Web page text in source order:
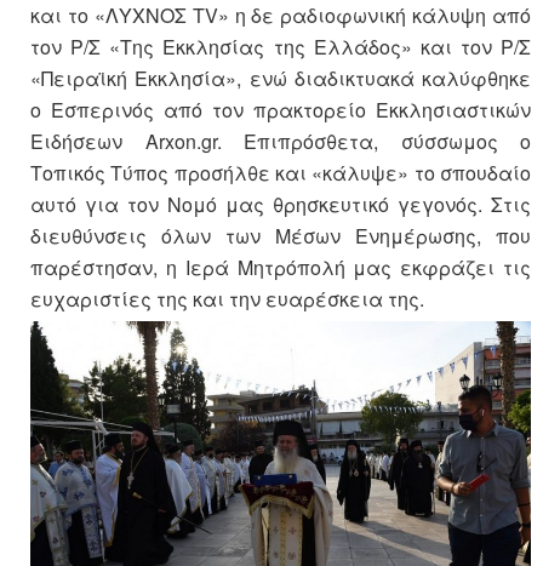
και το «ΛΥΧΝΟΣ TV» η δε ραδιοφωνική κάλυψη από
τον Ρ/Σ «Της Εκκλησίας της Ελλάδος» και τον Ρ/Σ
«Πειραϊκή Εκκλησία», ενώ διαδικτυακά καλύφθηκε
ο Εσπερινός από τον πρακτορείο Εκκλησιαστικών
Ειδήσεων Arxon.gr. Επιπρόσθετα, σύσσωμος ο
Τοπικός Τύπος προσήλθε και «κάλυψε» το σπουδαίο
αυτό για τον Νομό μας θρησκευτικό γεγονός. Στις
διευθύνσεις όλων των Μέσων Ενημέρωσης, που
παρέστησαν, η Ιερά Μητρόπολή μας εκφράζει τις
ευχαριστίες της και την ευαρέσκεια της.